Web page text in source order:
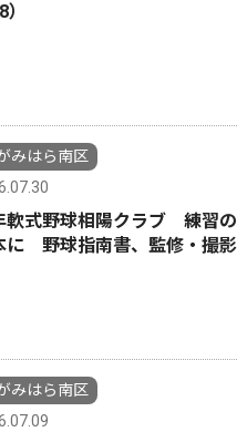
）
みはら南区
軟式野球相陽クラブ 練習
に 野球指南書、監修・撮
みはら南区